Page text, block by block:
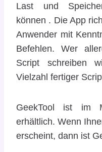
Last und
können . Die App
Anwender mit
Befehlen. Wer
Script schreiben
Vielzahl fertiger
GeekTool ist im
erhältlich. Wenn
erscheint, dann ist